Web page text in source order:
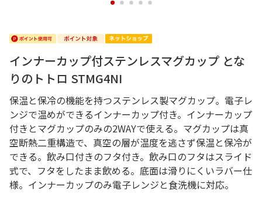
1 2 3 4 5
インナーカップ付ステンレスマグカップ とな
りのトトロ STMG4NI
保温と保冷の機能を持つステンレス製マグカップ。電子レ
ンジで温めができるインナーカップ付き。インナーカップ
付きとマグカップのみの2WAYで使える。マグカップは真
空断熱二重構造で、真空の層が温度を逃さず保温と保冷が
できる。飲み口付きのフタ付き。飲み口のフタはスライド
式で、フタをしたまま飲める。底面は滑りにくいラバー仕
様。インナーカップのみ電子レンジと食洗機に対応。